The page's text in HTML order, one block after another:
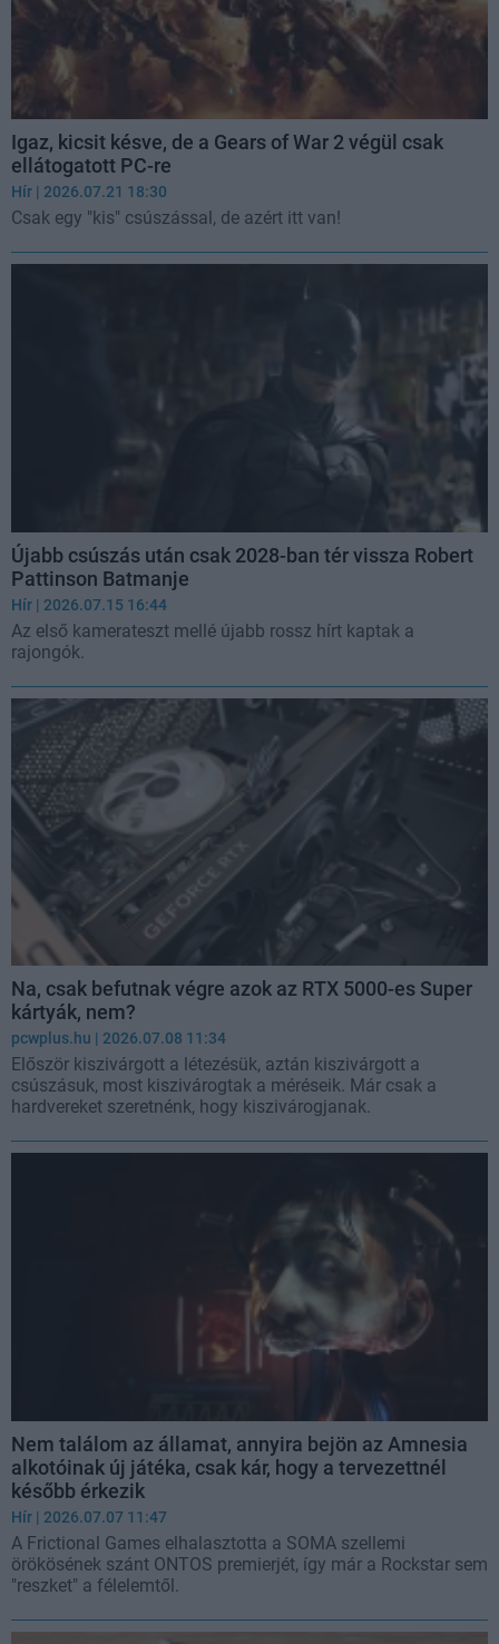
Igaz, kicsit késve, de a Gears of War 2 végül csak
ellátogatott PC-re
Hír | 2026.07.21 18:30
Csak egy "kis" csúszással, de azért itt van!
Újabb csúszás után csak 2028-ban tér vissza Robert
Pattinson Batmanje
Hír | 2026.07.15 16:44
Az első kamerateszt mellé újabb rossz hírt kaptak a
rajongók.
Na, csak befutnak végre azok az RTX 5000-es Super
kártyák, nem?
pcwplus.hu | 2026.07.08 11:34
Először kiszivárgott a létezésük, aztán kiszivárgott a
csúszásuk, most kiszivárogtak a méréseik. Már csak a
hardvereket szeretnénk, hogy kiszivárogjanak.
Nem találom az államat, annyira bejön az Amnesia
alkotóinak új játéka, csak kár, hogy a tervezettnél
később érkezik
Hír | 2026.07.07 11:47
A Frictional Games elhalasztotta a SOMA szellemi
örökösének szánt ONTOS premierjét, így már a Rockstar sem
"reszket" a félelemtől.